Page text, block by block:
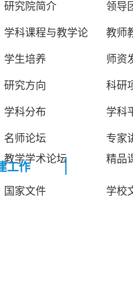
研究院简介 领导
学科课程与教学论 教师
学生培养 师资
研究方向 科研
学科分布 学科
名师论坛
专家
教学学术论坛
精品
工作
国家文件 学校